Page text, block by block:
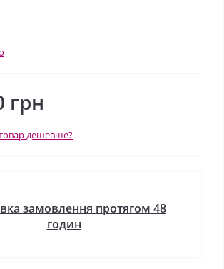
грн
дешевше?
замовлення протягом 48
годин